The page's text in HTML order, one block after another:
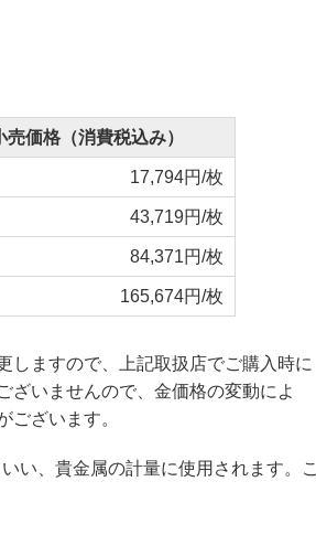
売価格（消費税込み）
17,794円/枚
43,719円/枚
84,371円/枚
165,674円/枚
しますので、上記取扱店でご購入時に
ざいませんので、金価格の変動によ
ございます。
い、貴金属の計量に使用されます。こ